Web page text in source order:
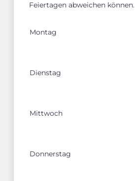
Feiertagen abweichen können.
Montag
Dienstag
Mittwoch
Donnerstag